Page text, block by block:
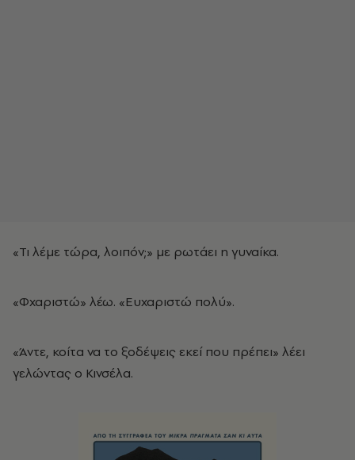
«Τι λέμε τώρα, λοιπόν;» με ρωτάει η γυναίκα.
«Φχαριστώ» λέω. «Ευχαριστώ πολύ».
«Άντε, κοίτα να το ξοδέψεις εκεί που πρέπει» λέει
γελώντας ο Κινσέλα.